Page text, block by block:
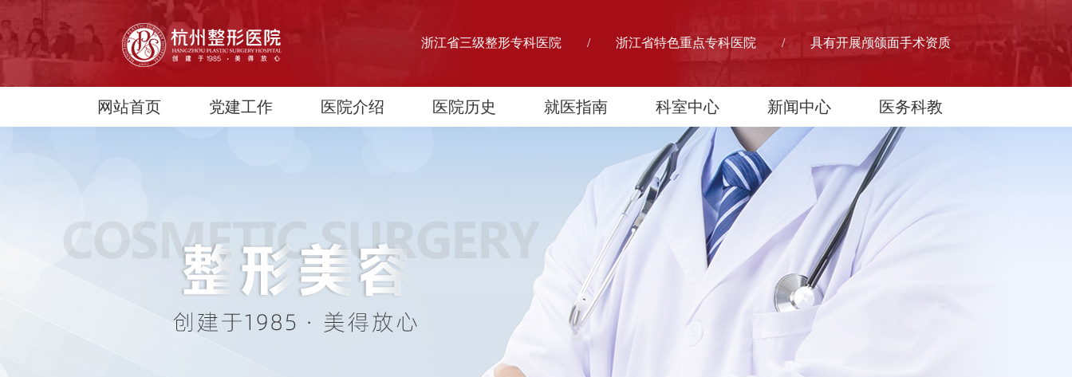
浙江省三级整形专科医院 / 浙江省特色重点专科医院 / 具有开展颅颌面手术资质
网站首页 党建工作 医院介绍 医院历史 就医指南 科室中心 新闻中心 医务科教